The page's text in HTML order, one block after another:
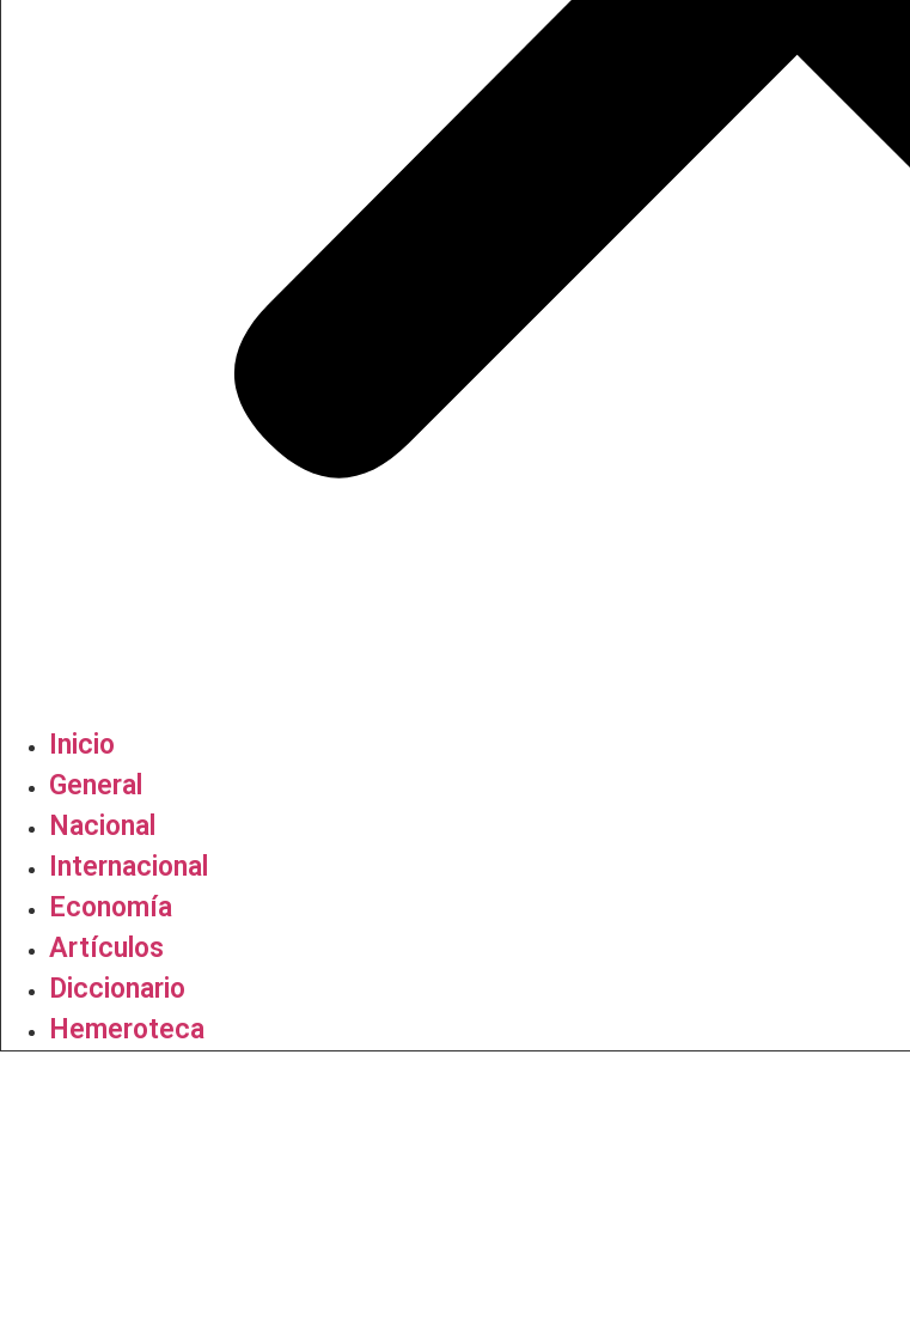
Inicio
General
Nacional
Internacional
Economía
Artículos
Diccionario
Hemeroteca